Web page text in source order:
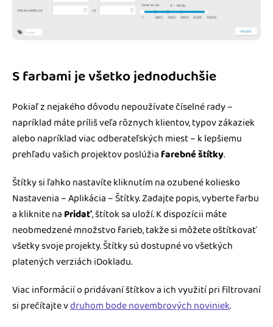
S farbami je všetko jednoduchšie
Pokiaľ z nejakého dôvodu nepoužívate číselné rady –
napríklad máte príliš veľa rôznych klientov, typov zákaziek
alebo napríklad viac odberateľských miest – k lepšiemu
prehľadu vašich projektov poslúžia farebné štítky.
Štítky si ľahko nastavíte kliknutím na ozubené koliesko
Nastavenia – Aplikácia – Štítky. Zadajte popis, vyberte farbu
a kliknite na Pridať, štítok sa uloží. K dispozícii máte
neobmedzené množstvo farieb, takže si môžete oštítkovať
všetky svoje projekty. Štítky sú dostupné vo všetkých
platených verziách iDokladu.
Viac informácií o pridávaní štítkov a ich využití pri filtrovaní
si prečítajte vdruhom bode novembrových noviniek.